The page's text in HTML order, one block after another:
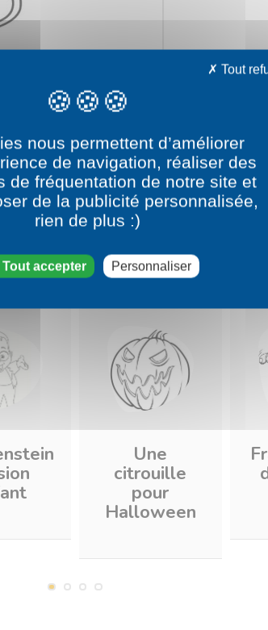
versus You
Une
citrouille
pour
Halloween
nous permettent d’améliorer
de navigation, réaliser des
de fréquentation de notre site et
de la publicité personnalisée,
rien de plus :)
Tout accepter
Tout
Personnaliser